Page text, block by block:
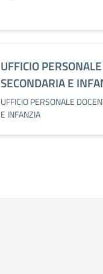
UFFICIO
SECONDARIA E
UFFICIO PERSONALE
E INFANZIA